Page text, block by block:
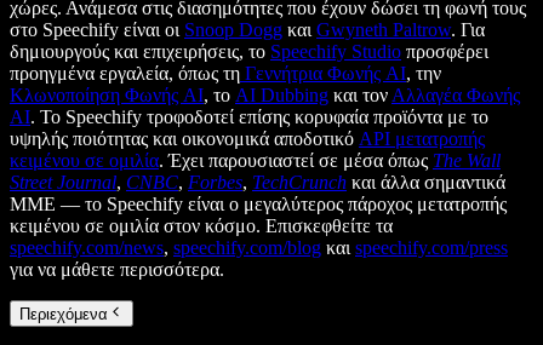
χώρες. Ανάμεσα στις διασημότητες που έχουν δώσει τη φωνή τους
στο Speechify είναι οι Snoop Dogg και Gwyneth Paltrow. Για
δημιουργούς και επιχειρήσεις, το Speechify Studio προσφέρει
προηγμένα εργαλεία, όπως τη Γεννήτρια Φωνής AI, την
Κλωνοποίηση Φωνής AI, το AI Dubbing και τον Αλλαγέα Φωνής
AI. Το Speechify τροφοδοτεί επίσης κορυφαία προϊόντα με το
υψηλής ποιότητας και οικονομικά αποδοτικό API μετατροπής
κειμένου σε ομιλία. Έχει παρουσιαστεί σε μέσα όπως The Wall
Street Journal, CNBC, Forbes, TechCrunch και άλλα σημαντικά
ΜΜΕ — το Speechify είναι ο μεγαλύτερος πάροχος μετατροπής
κειμένου σε ομιλία στον κόσμο. Επισκεφθείτε τα
speechify.com/news, speechify.com/blog και speechify.com/press
για να μάθετε περισσότερα.
Περιεχόμενα